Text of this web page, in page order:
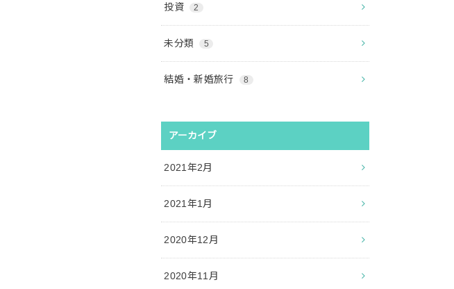
投資 2
未分類 5
結婚・新婚旅行 8
アーカイブ
2021年2月
2021年1月
2020年12月
2020年11月